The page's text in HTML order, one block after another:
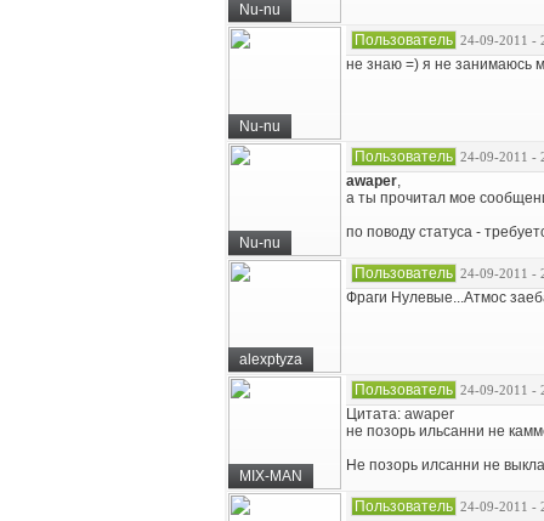
Nu-nu
Nu-nu
Пользователь 24-09-2011 -
не знаю =) я не занимаюсь
Nu-nu
Пользователь 24-09-2011 -
awaper,
а ты прочитал мое
по поводу статуса -
alexptyza
Пользователь 24-09-2011 -
Фраги Нулевые...Атмос
MIX-MAN
Пользователь 24-09-2011 -
Цитата: awaper
не позорь ильсанни не
Не позорь илсанни не
Пользователь 24-09-2011 -